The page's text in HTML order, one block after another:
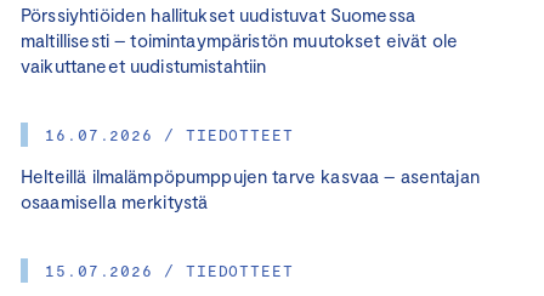
Pörssiyhtiöiden hallitukset uudistuvat Suomessa
maltillisesti – toimintaympäristön muutokset eivät ole
vaikuttaneet uudistumistahtiin
16.07.2026 / TIEDOTTEET
Helteillä ilmalämpöpumppujen tarve kasvaa – asentajan
osaamisella merkitystä
15.07.2026 / TIEDOTTEET